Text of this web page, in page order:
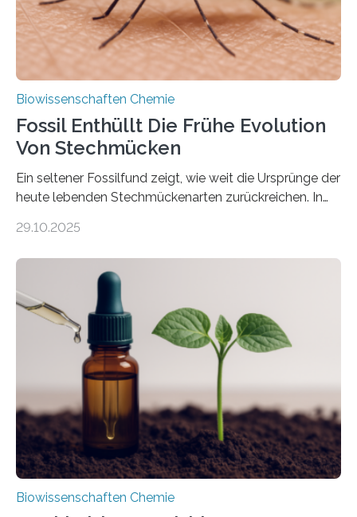
nächsten…
Biowissenschaften Chemie
Fossil Enthüllt Die Frühe Evolution
Von Stechmücken
Ein seltener Fossilfund zeigt, wie weit die Ursprünge der
heute lebenden Stechmückenarten zurückreichen. In
Forschende die bisher älteste bekannte Stechmücken-
Region Kachin in Myanmar und hat sich in
ausgezeichnetem Zustand erhalten. Es konnte als neue
Art einer neuen Gattung beschrieben werden und trägt
nun den Namen Cretosabethes primaevus. Dieser erste
fossile Nachweis einer Stechmückenlarve in Bernstein
stellt gleichzeitig den ersten Fossilfund einer
Mückenlarve aus dem Mesozoikum dar, denn…
29.10.2025
Biowissenschaften Chemie